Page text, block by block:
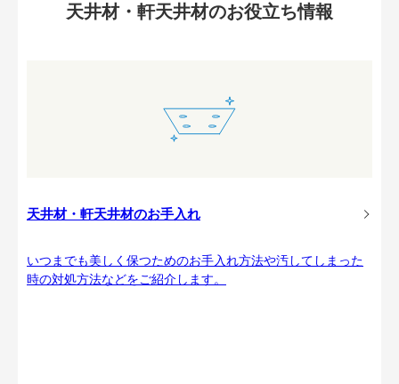
天井材・軒天井材のお役立ち情報
天井材・軒天井材のお手入れ
いつまでも美しく保つためのお手入れ方法や汚してしまった
時の対処方法などをご紹介します。